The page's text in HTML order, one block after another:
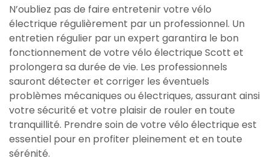
N’oubliez pas de faire entretenir votre vélo
électrique régulièrement par un professionnel. Un
entretien régulier par un expert garantira le bon
fonctionnement de votre vélo électrique Scott et
prolongera sa durée de vie. Les professionnels
sauront détecter et corriger les éventuels
problèmes mécaniques ou électriques, assurant ainsi
votre sécurité et votre plaisir de rouler en toute
tranquillité. Prendre soin de votre vélo électrique est
essentiel pour en profiter pleinement et en toute
sérénité.